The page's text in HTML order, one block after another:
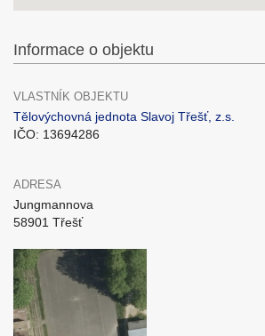
Informace o objektu
VLASTNÍK OBJEKTU
Tělovýchovná jednota Slavoj Třešť, z.s.
IČO: 13694286
ADRESA
Jungmannova
58901 Třešť